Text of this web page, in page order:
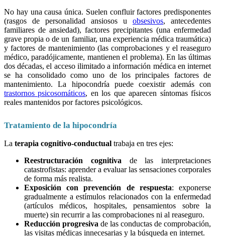
No hay una causa única. Suelen confluir factores predisponentes
(rasgos de personalidad ansiosos u obsesivos, antecedentes
familiares de ansiedad), factores precipitantes (una enfermedad
grave propia o de un familiar, una experiencia médica traumática)
y factores de mantenimiento (las comprobaciones y el reaseguro
médico, paradójicamente, mantienen el problema). En las últimas
dos décadas, el acceso ilimitado a información médica en internet
se ha consolidado como uno de los principales factores de
mantenimiento. La hipocondría puede coexistir además con
trastornos psicosomáticos, en los que aparecen síntomas físicos
reales mantenidos por factores psicológicos.
Tratamiento de la hipocondría
La terapia cognitivo-conductual trabaja en tres ejes:
Reestructuración cognitiva de las interpretaciones
catastrofistas: aprender a evaluar las sensaciones corporales
de forma más realista.
Exposición con prevención de respuesta: exponerse
gradualmente a estímulos relacionados con la enfermedad
(artículos médicos, hospitales, pensamientos sobre la
muerte) sin recurrir a las comprobaciones ni al reaseguro.
Reducción progresiva de las conductas de comprobación,
las visitas médicas innecesarias y la búsqueda en internet.